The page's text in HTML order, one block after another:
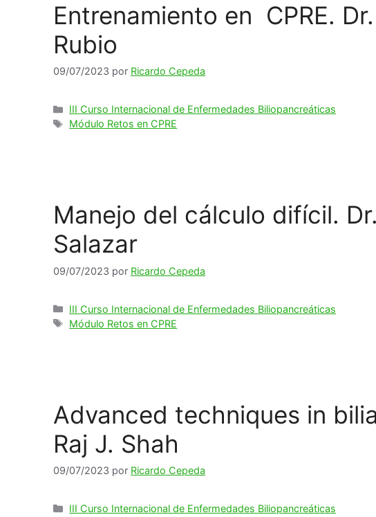
Entrenamiento en CPRE.
Rubio
09/07/2023 por Ricardo Cepeda
Categorías
III Curso Internacional de Enfermedades Biliopancreáticas
Etiquetas
Módulo Retos en CPRE
Manejo del cálculo difícil.
Salazar
09/07/2023 por Ricardo Cepeda
Categorías
III Curso Internacional de Enfermedades Biliopancreáticas
Etiquetas
Módulo Retos en CPRE
Advanced techniques in
Raj J. Shah
09/07/2023 por Ricardo Cepeda
Categorías
III Curso Internacional de Enfermedades Biliopancreáticas